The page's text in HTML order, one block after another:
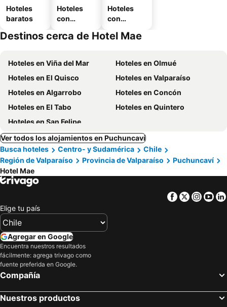
Hoteles
baratos
Hoteles
con
Hoteles
con
miento
Destinos cerca de Hotel Mae
Hoteles en Viña del Mar
Hoteles en Olmué
Hoteles en El Quisco
Hoteles en Valparaíso
Hoteles en Algarrobo
Hoteles en Concón
Hoteles en El Tabo
Hoteles en Quintero
Hoteles en San Felipe
Ver todos los alojamientos en Puchuncaví
Busca hoteles
Centro- y Sudamérica
Chile
Región de Valparaíso
Provincia de Valparaíso
Puchuncaví
Hotel Mae
Facebook
Twitter
Elige tu país
Agregar en Google
Encuentra nuestros resultados
fácilmente: agrega trivago como
fuente preferida en Google.
Compañía
Nuestros productos